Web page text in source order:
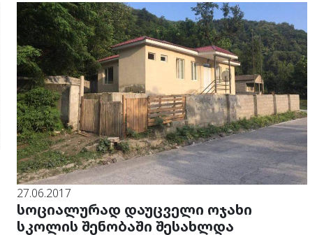
27.06.2017
სოციალურად დაუცველი ოჯახი
სკოლის შენობაში შესახლდა